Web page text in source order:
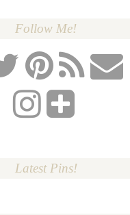
Follow Me!
Latest Pins!